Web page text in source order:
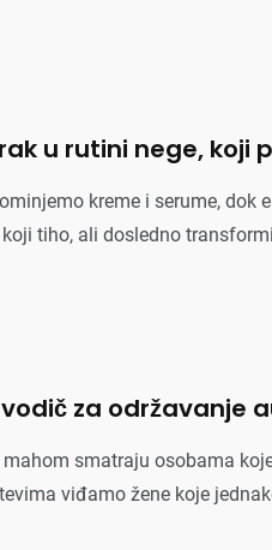
u rutini nege, koji
kreme i serume, dok
tiho, ali dosledno
za održavanje
smatraju osobama
viđamo žene koje